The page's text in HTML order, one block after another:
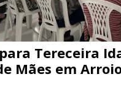
Tereceira
Mães em